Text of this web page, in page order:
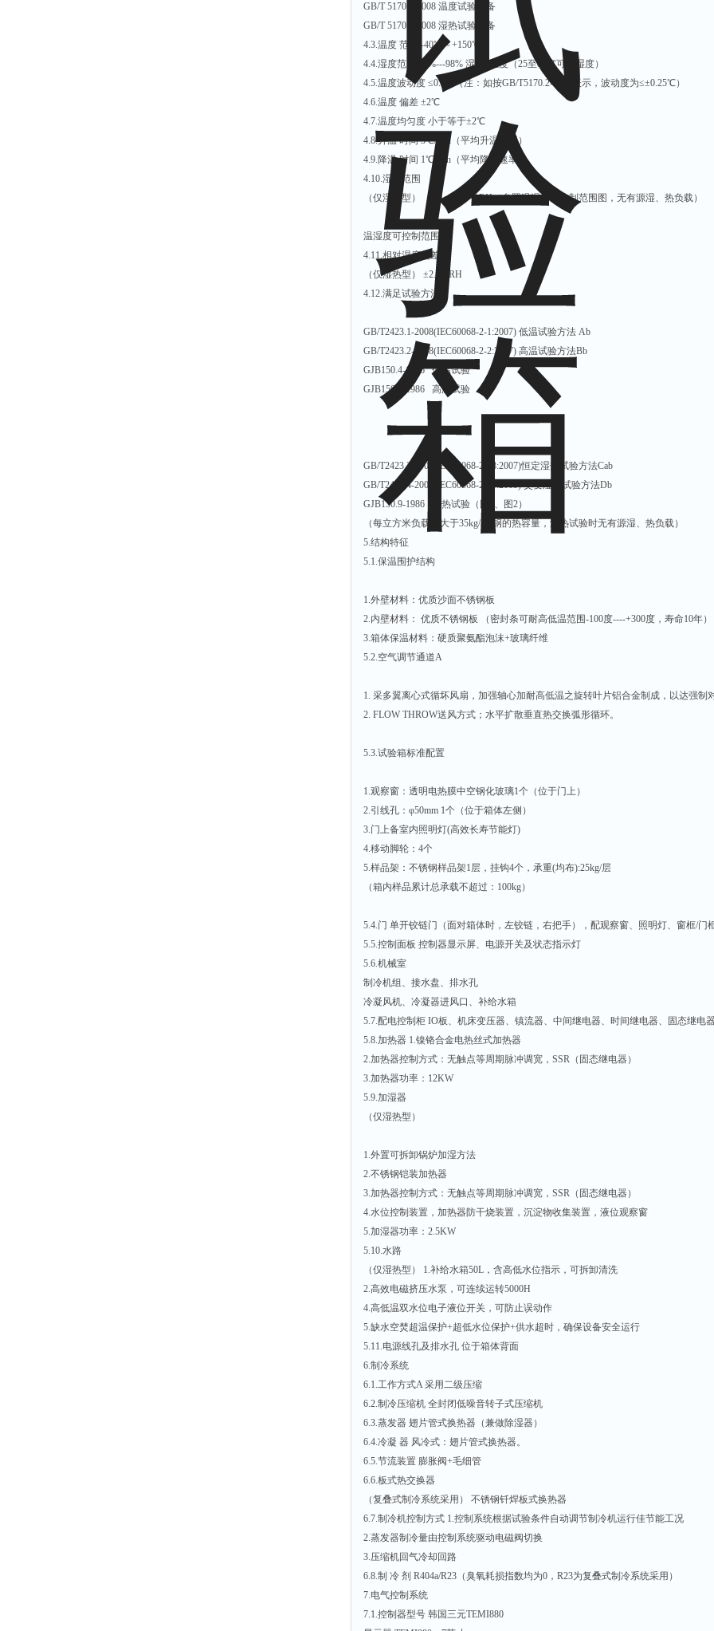
GB/T 5170.2-2008 温度试验设备
GB/T 5170.5-2008 湿热试验设备
4.3.温度 范围 -40℃～+150℃
4.4.湿度范围 20%---98% 湿度 温度（25至85度可做湿度）
4.5.温度波动度 ≤0.5℃（注：如按GB/T5170.2-1996表示，波动度为≤±0.25℃）
4.6.温度 偏差 ±2℃
4.7.温度均匀度 小于等于±2℃
4.8.升温 时间 3℃/min（平均升温速率）
4.9.降温 时间 1℃/min（平均降温速率）
4.10.湿度范围
（仅湿热型） （20～98）%RH（参照温湿度可控制范围图，无有源湿、热负载）
温湿度可控制范围图
4.11.相对湿度偏差
（仅湿热型） ±2.0%RH
4.12.满足试验方法
GB/T2423.1-2008(IEC60068-2-1:2007) 低温试验方法 Ab
GB/T2423.2-2008(IEC60068-2-2:2007) 高温试验方法Bb
GJB150.4-1986 低温试验
GJB150.3-1986 高温试验
GB/T2423.3-2006(IEC60068-2-78:2007)恒定湿热试验方法Cab
GB/T2423.4-2008(IEC60068-2-30:2005) 交变湿热试验方法Db
GJB150.9-1986 湿热试验（图1、图2）
（每立方米负载不大于35kg/m3钢的热容量，湿热试验时无有源湿、热负载）
5.结构特征
5.1.保温围护结构
1.外壁材料：优质沙面不锈钢板
2.内壁材料： 优质不锈钢板 （密封条可耐高低温范围-100度----+300度，寿命10年）
3.箱体保温材料：硬质聚氨酯泡沫+玻璃纤维
5.2.空气调节通道A
1. 采多翼离心式循坏风扇，加强轴心加耐高低温之旋转叶片铝合金制成，以达强制
2. FLOW THROW送风方式；水平扩散垂直热交换弧形循环。
5.3.试验箱标准配置
1.观察窗：透明电热膜中空钢化玻璃1个（位于门上）
2.引线孔：φ50mm 1个（位于箱体左侧）
3.门上备室内照明灯(高效长寿节能灯)
4.移动脚轮：4个
5.样品架：不锈钢样品架1层，挂钩4个，承重(均布):25kg/层
（箱内样品累计总承载不超过：100kg）
5.4.门 单开铰链门（面对箱体时，左铰链，右把手），配观察窗、照明灯、窗框/门
5.5.控制面板 控制器显示屏、电源开关及状态指示灯
5.6.机械室
制冷机组、接水盘、排水孔
冷凝风机、冷凝器进风口、补给水箱
5.7.配电控制柜 IO板、机床变压器、镇流器、中间继电器、时间继电器、固态继电
5.8.加热器 1.镍铬合金电热丝式加热器
2.加热器控制方式：无触点等周期脉冲调宽，SSR（固态继电器）
3.加热器功率：12KW
5.9.加湿器
（仅湿热型）
1.外置可拆卸锅炉加湿方法
2.不锈钢铠装加热器
3.加热器控制方式：无触点等周期脉冲调宽，SSR（固态继电器）
4.水位控制装置，加热器防干烧装置，沉淀物收集装置，液位观察窗
5.加湿器功率：2.5KW
5.10.水路
（仅湿热型） 1.补给水箱50L，含高低水位指示，可拆卸清洗
2.高效电磁挤压水泵，可连续运转5000H
4.高低温双水位电子液位开关，可防止误动作
5.缺水空焚超温保护+超低水位保护+供水超时，确保设备安全运行
5.11.电源线孔及排水孔 位于箱体背面
6.制冷系统
6.1.工作方式A 采用二级压缩
6.2.制冷压缩机 全封闭低噪音转子式压缩机
6.3.蒸发器 翅片管式换热器（兼做除湿器）
6.4.冷凝 器 风冷式：翅片管式换热器。
6.5.节流装置 膨胀阀+毛细管
6.6.板式热交换器
（复叠式制冷系统采用） 不锈钢钎焊板式换热器
6.7.制冷机控制方式 1.控制系统根据试验条件自动调节制冷机运行佳节能工况
2.蒸发器制冷量由控制系统驱动电磁阀切换
3.压缩机回气冷却回路
6.8.制 冷 剂 R404a/R23（臭氧耗损指数均为0，R23为复叠式制冷系统采用）
7.电气控制系统
7.1.控制器型号 韩国三元TEMI880